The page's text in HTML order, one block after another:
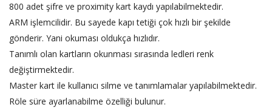
800 adet şifre ve proximity kart kaydı yapılabilmektedir.
ARM işlemcilidir. Bu sayede kapı tetiği çok hızlı bir şekilde
gönderir. Yani okuması oldukça hızlıdır.
Tanımlı olan kartların okunması sırasında ledleri renk
değiştirmektedir.
Master kart ile kullanıcı silme ve tanımlamalar yapılabilmektedir.
Röle süre ayarlanabilme özelliği bulunur.